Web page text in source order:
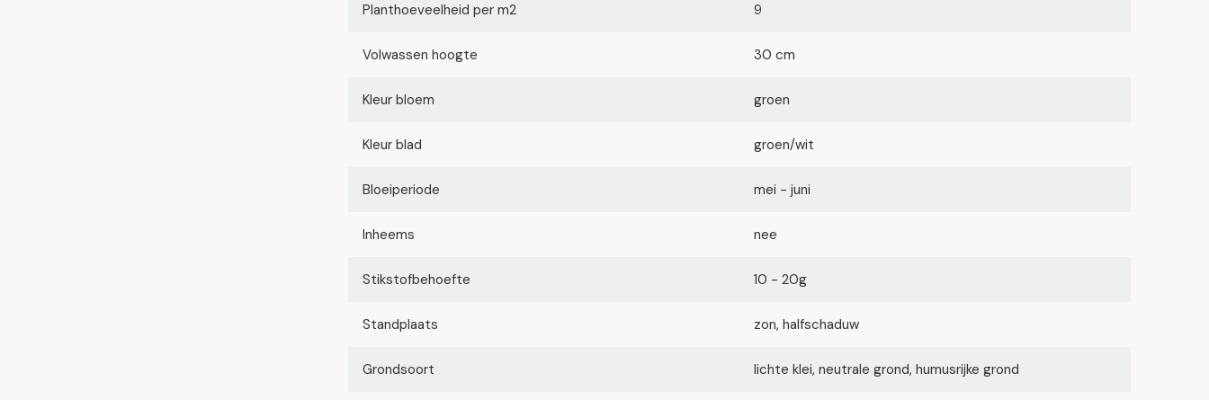
Planthoeveelheid per m2 9
Volwassen hoogte 30 cm
Kleur bloem groen
Kleur blad groen/wit
Bloeiperiode mei - juni
Inheems nee
Stikstofbehoefte 10 - 20g
Standplaats zon, halfschaduw
Grondsoort lichte klei, neutrale grond, humusrijke grond